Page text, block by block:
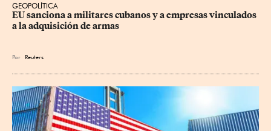
GEOPOLÍTICA
EU sanciona a militares cubanos y a empresas vinculados
a la adquisición de armas
Por Reuters